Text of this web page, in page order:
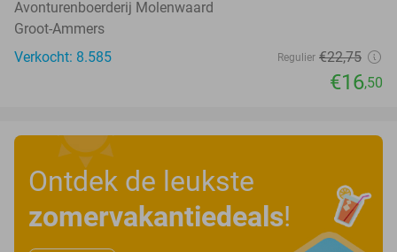
Avonturenboerderij Molenwaard
Groot-Ammers
Verkocht: 8.585
Regulier €22,75
€16,50
Ontdek de leukste
zomervakantiedeals!